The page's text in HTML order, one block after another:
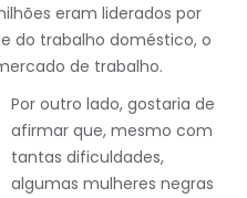
eram liderados por
do trabalho doméstico, o
de trabalho.
Por outro lado, gostaria de
afirmar que, mesmo com
tantas dificuldades,
algumas mulheres negras